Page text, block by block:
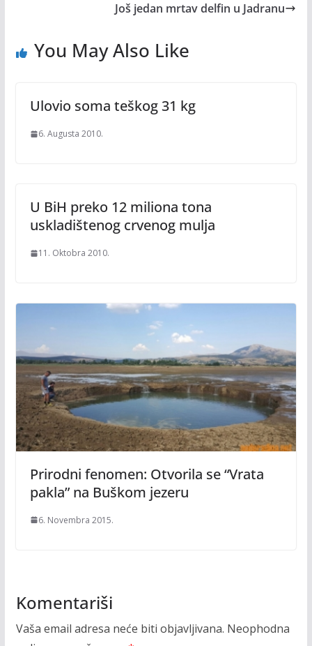
Još jedan mrtav delfin u Jadranu
You May Also Like
Ulovio soma teškog 31 kg
6. Augusta 2010.
U BiH preko 12 miliona tona
uskladištenog crvenog mulja
11. Oktobra 2010.
Prirodni fenomen: Otvorila se “Vrata
pakla” na Buškom jezeru
6. Novembra 2015.
Komentariši
Vaša email adresa neće biti objavljivana. Neophodna